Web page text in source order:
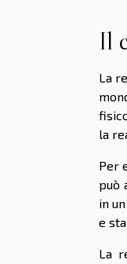
Il
La
la
Per
può
in
e
La